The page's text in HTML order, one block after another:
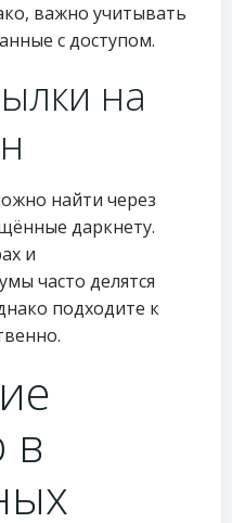
важно учитывать
с доступом.
на
найти через
даркнету.
и
часто делятся
подходите к
в